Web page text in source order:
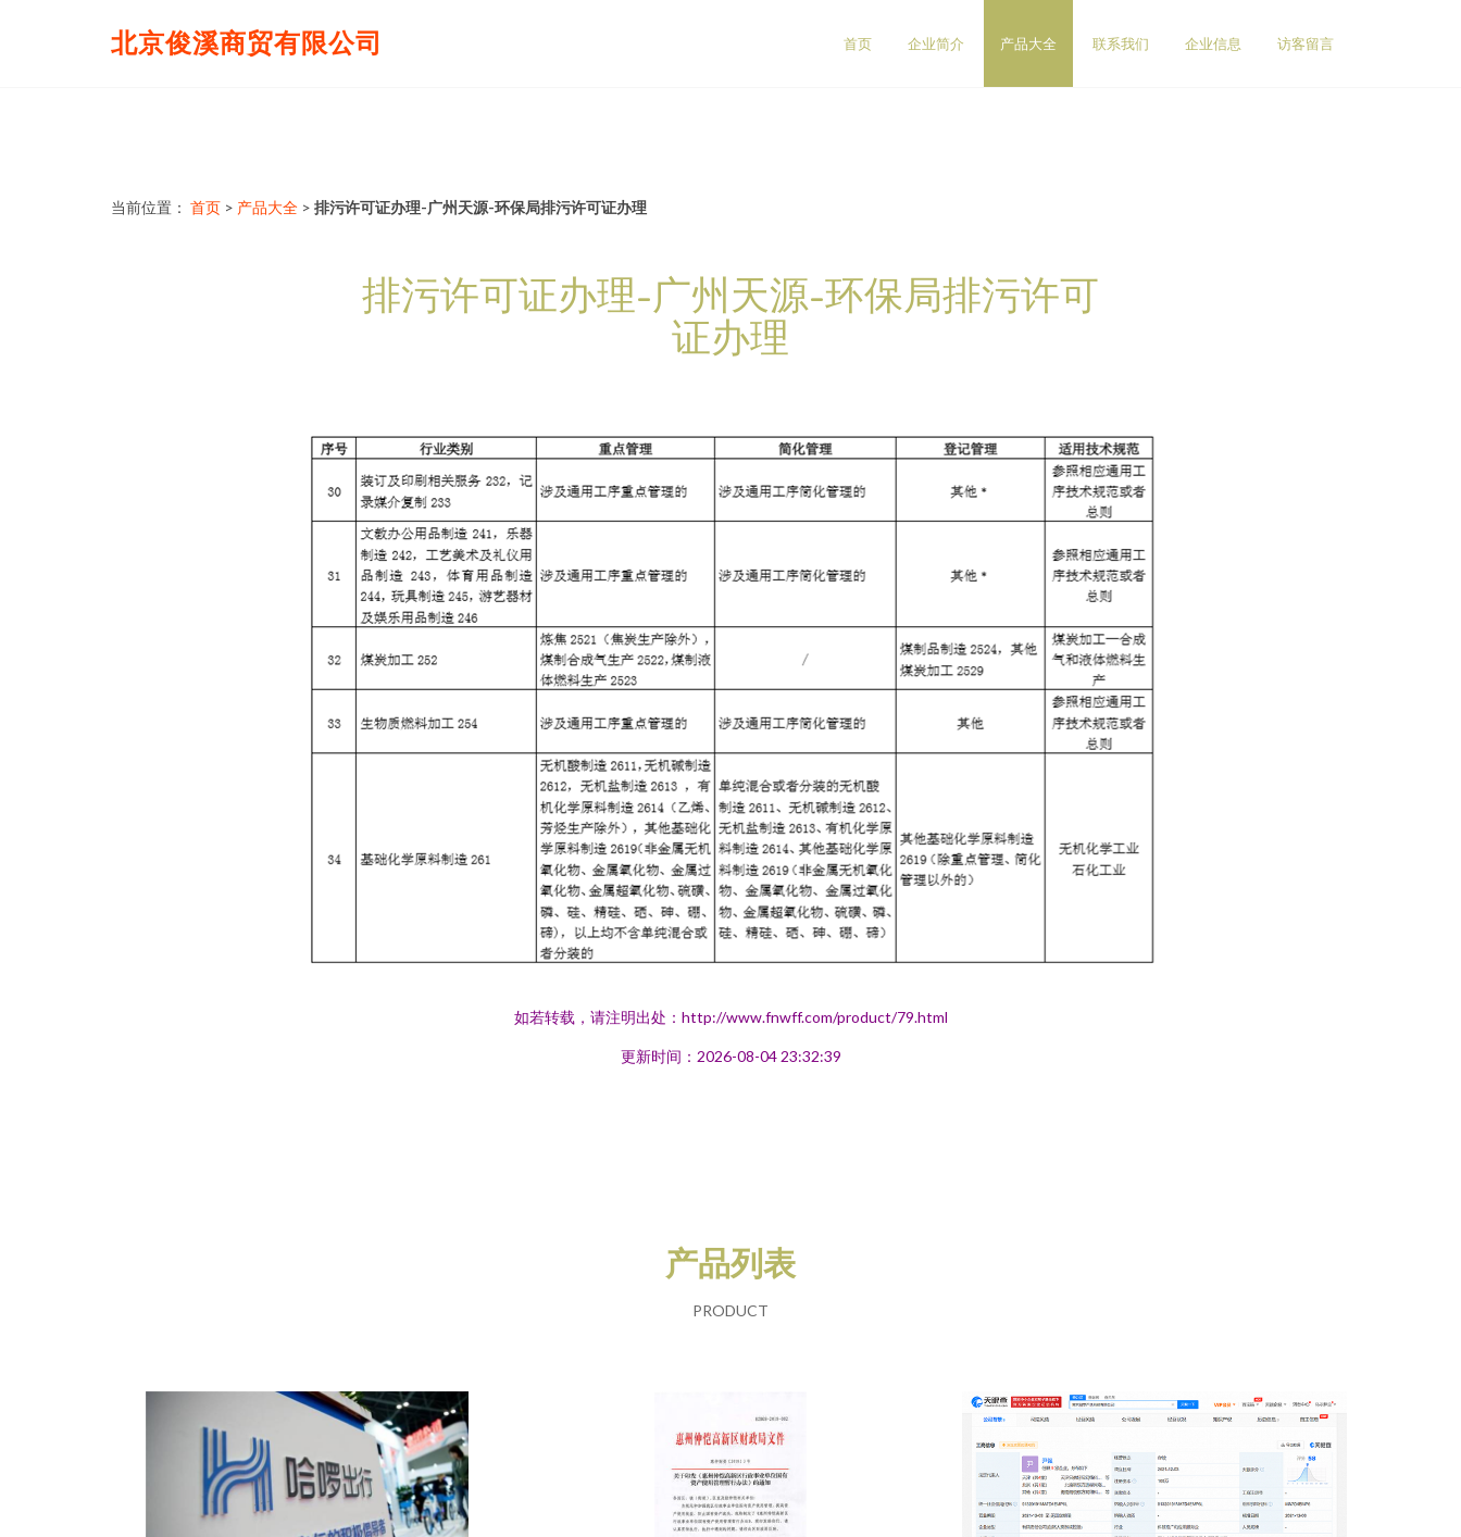
北京俊溪商贸有限公司 首页 企业简介 产品大全 联系我们 企业信息 访客留言
当前位置： 首页 > 产品大全 > 排污许可证办理-广州天源-环保局排污许可证办理
排污许可证办理-广州天源-环保局排污许可
证办理
如若转载，请注明出处：http://www.fnwff.com/product/79.html
更新时间：2026-08-04 23:32:39
产品列表
PRODUCT